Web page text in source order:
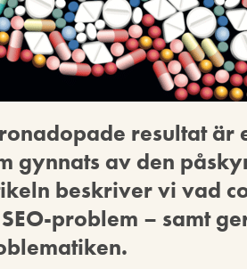
resultat är
gynnats av den
beskriver vi vad
problem – samt